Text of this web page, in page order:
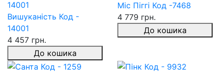
Вишуканість Код -
14001
4 457 грн.
До кошика
Міс Піггі Код -7468
4 779 грн.
До кошика